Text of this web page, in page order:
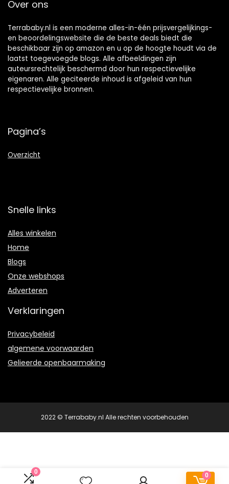
0
0
Over ons
Terrababy.nl is een moderne alles-in-één prijsvergelijkings-
en beoordelingswebsite die de beste deals biedt die
beschikbaar zijn op amazon en u op de hoogte houdt via de
laatst toegevoegde blogs. Alle afbeeldingen zijn
auteursrechtelijk beschermd door hun respectievelijke
eigenaren. Alle geciteerde inhoud is afgeleid van hun
respectievelijke bronnen.
Pagina’s
Overzicht
Snelle links
Alles winkelen
Home
Blogs
Onze webshops
Adverteren
Verklaringen
Privacybeleid
algemene voorwaarden
Gelieerde openbaarmaking
2022 © Terrababy.nl Alle rechten voorbehouden